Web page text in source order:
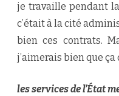
je travaille pendant
c’était à la cité
bien ces contrats.
j’aimerais bien que
les services de l’État